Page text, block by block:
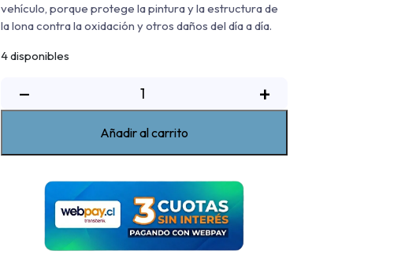
vehículo, porque protege la pintura y la estructura de
la lona contra la oxidación y otros daños del día a día.
4 disponibles
−
marítima
2022
cantidad
+
Añadir al carrito